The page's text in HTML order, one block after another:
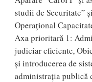
studii de Securitate”
Operaţional
Axa prioritară 1:
judiciar eficiente,
și introducerea de
administrația publică